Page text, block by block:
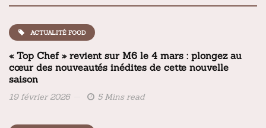
ACTUALITÉ FOOD
« Top Chef » revient sur M6 le 4 mars : plongez au
cœur des nouveautés inédites de cette nouvelle
saison
19 février 2026 5 Mins read